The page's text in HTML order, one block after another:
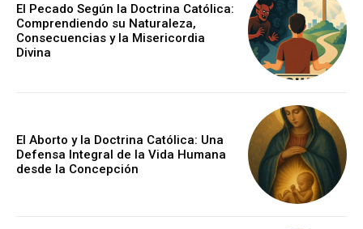
El Pecado Según la Doctrina Católica:
Comprendiendo su Naturaleza,
Consecuencias y la Misericordia
Divina
El Aborto y la Doctrina Católica: Una
Defensa Integral de la Vida Humana
desde la Concepción